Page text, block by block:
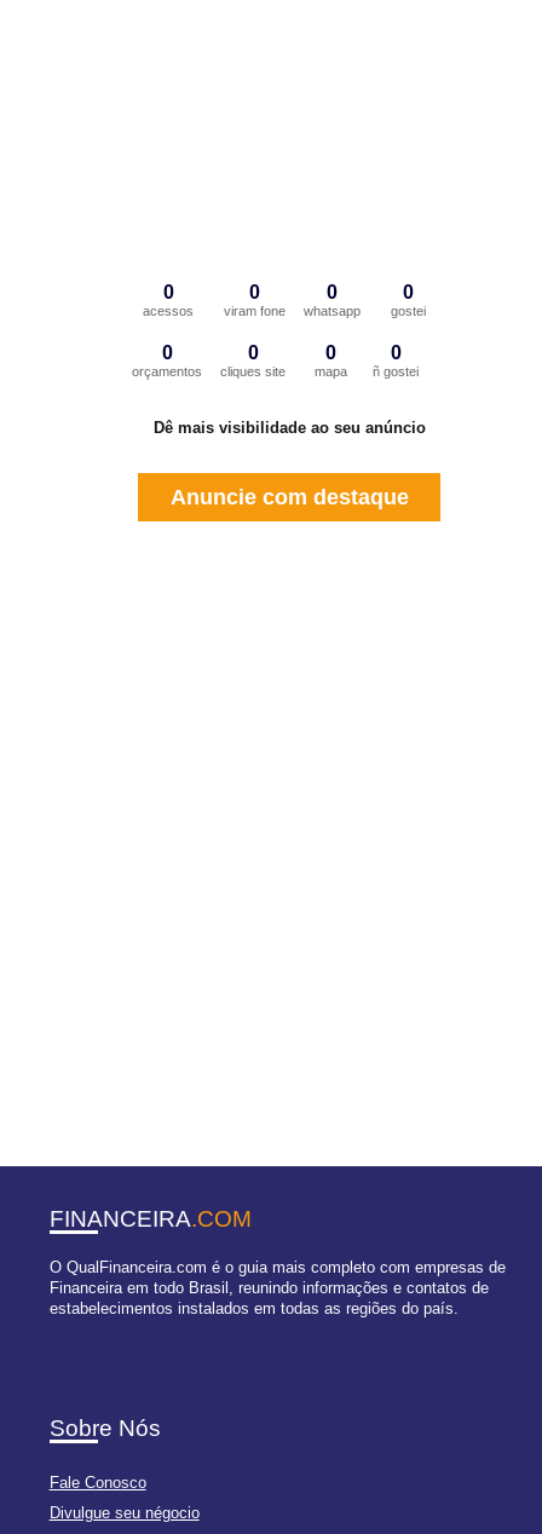
0
acessos
0
viram fone
0
whatsapp
0
gostei
0
orçamentos
0
cliques site
0
mapa
0
ñ gostei
Dê mais visibilidade ao seu anúncio
Anuncie com destaque
FINANCEIRA.COM
O QualFinanceira.com é o guia mais completo com empresas de
Financeira em todo Brasil, reunindo informações e contatos de
estabelecimentos instalados em todas as regiões do país.
Sobre Nós
Fale Conosco
Divulgue seu négocio